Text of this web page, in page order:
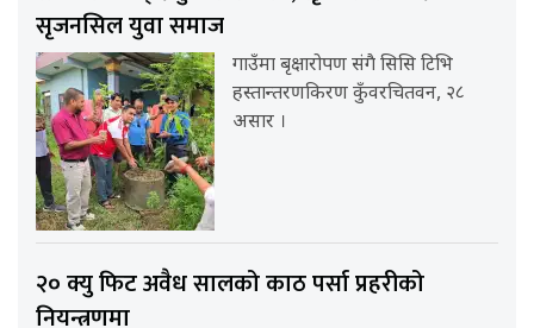
सृजनसिल युवा समाज
गाउँमा बृक्षारोपण संगै सिसि टिभि
हस्तान्तरणकिरण कुँवरचितवन, २८
असार ।
२० क्यु फिट अवैध सालको काठ पर्सा प्रहरीको
नियन्त्रणमा